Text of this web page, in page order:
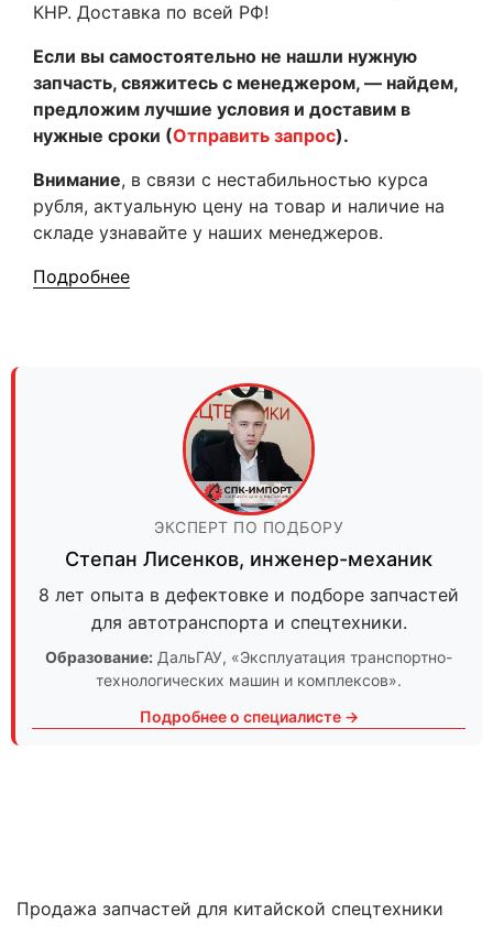
КНР. Доставка по всей РФ!
Если вы самостоятельно не нашли нужную
запчасть, свяжитесь с менеджером, — найдем,
предложим лучшие условия и доставим в
нужные сроки (Отправить запрос).
Внимание, в связи с нестабильностью курса
рубля, актуальную цену на товар и наличие на
складе узнавайте у наших менеджеров.
Подробнее
ЭКСПЕРТ ПО ПОДБОРУ
Степан Лисенков, инженер-механик
8 лет опыта в дефектовке и подборе запчастей
для автотранспорта и спецтехники.
Образование: ДальГАУ, «Эксплуатация транспортно-
технологических машин и комплексов».
Подробнее о специалисте →
Продажа запчастей для китайской спецтехники